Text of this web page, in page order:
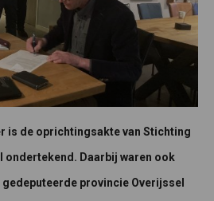
is de oprichtingsakte van Stichting
ondertekend. Daarbij waren ook
provincie Overijssel